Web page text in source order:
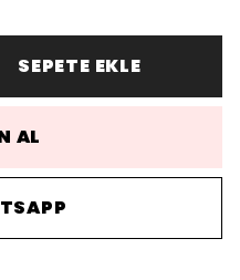
SEPETE EKLE
AL